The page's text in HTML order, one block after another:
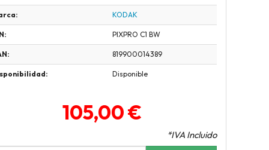
KODAK
PIXPRO C1 BW
819900014389
Disponible
105,00 €
*IVA Incluido